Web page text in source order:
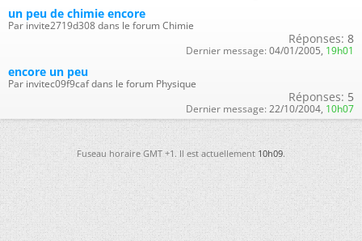
un peu de chimie encore
Par invite2719d308 dans le forum Chimie
Réponses: 8
Dernier message: 04/01/2005, 19h01
encore un peu
Par invitec09f9caf dans le forum Physique
Réponses: 5
Dernier message: 22/10/2004, 10h07
Fuseau horaire GMT +1. Il est actuellement10h09.